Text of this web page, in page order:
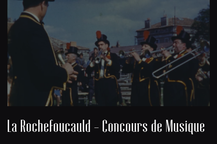
La Rochefoucauld - Concours de Musique